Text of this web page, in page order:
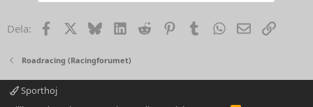
Dela: Facebook BlueskyLinkedIn
Reddit PinterestTumblrWhatsApp
EmailLink
Roadracing (Racingforumet)
Sporthoj